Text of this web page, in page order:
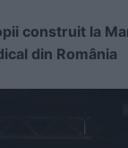
construit la
din România